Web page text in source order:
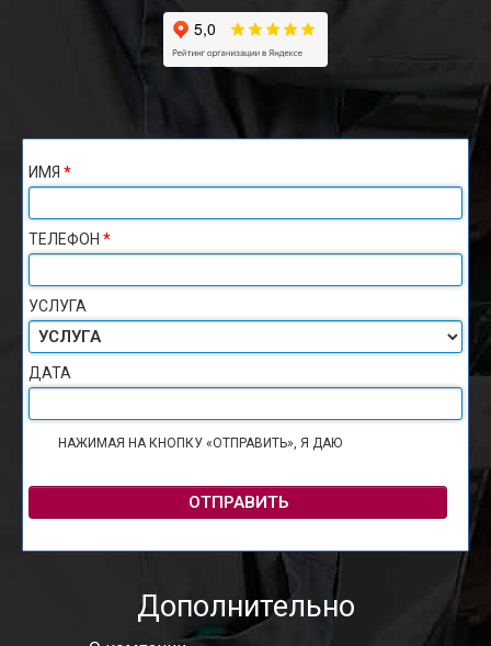
ИМЯ *
ТЕЛЕФОН *
УСЛУГА
ДАТА
НАЖИМАЯ НА КНОПКУ «ОТПРАВИТЬ», Я ДАЮ
ОТПРАВИТЬ
Дополнительно